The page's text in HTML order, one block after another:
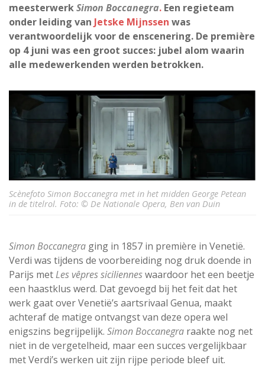
meesterwerkSimon Boccanegra. Een regieteam
onder leiding van Jetske Mijnssen was
verantwoordelijk voor de enscenering. De première
op 4 juni was een groot succes: jubel alom waarin
alle medewerkenden werden betrokken.
Scènefoto Simon Boccanegra met in het midden George Petean
in de titelrol. Foto: © De Nationale Opera, Ben van Duin
Simon Boccanegra ging in 1857 in première in Venetië.
Verdi was tijdens de voorbereiding nog druk doende in
Parijs metLes vêpres sicilienneswaardoor het een beetje
een haastklus werd. Dat gevoegd bij het feit dat het
werk gaat over Venetië’s aartsrivaal Genua, maakt
achteraf de matige ontvangst van deze opera wel
enigszins begrijpelijk. Simon Boccanegra raakte nog net
niet in de vergetelheid, maar een succes vergelijkbaar
met Verdi’s werken uit zijn rijpe periode bleef uit.